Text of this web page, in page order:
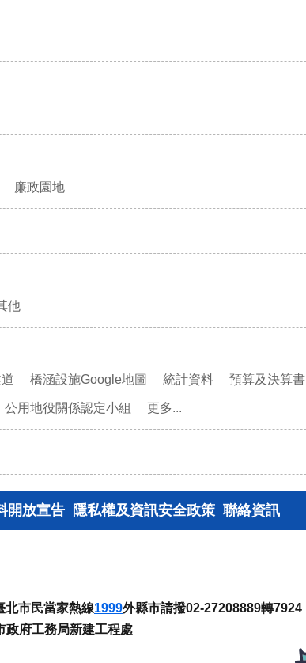
廉政園地
他
橋涵設施Google地圖 統計資料 預算及決算書
公用地役關係認定小組 更多...
開放宣告 隱私權及資訊安全政策 聯絡資訊
北市民當家熱線1999外縣市請撥02-27208889轉7924
府工務局新建工程處